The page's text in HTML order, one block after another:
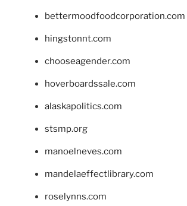
bettermoodfoodcorporation.com
hingstonnt.com
chooseagender.com
hoverboardssale.com
alaskapolitics.com
stsmp.org
manoelneves.com
mandelaeffectlibrary.com
roselynns.com